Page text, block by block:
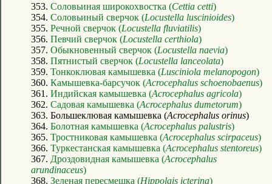
353. Соловьиная широкохвостка (Cettia cetti)
354. Соловьиный сверчок (Locustella luscinioides)
355. Речной сверчок (Locustella fluviatilis)
356. Певчий сверчок (Locustella certhiola)
357. Обыкновенный сверчок (Locustella naevia)
358. Пятнистый сверчок (Locustella lanceolata)
359. Тонкоклювая камышевка (Lusciniola melanopogon)
360. Камышевка-барсучок (Acrocephalus schoenobaenus)
361. Индийская камышевка (Acrocephalus agricola)
362. Садовая камышевка (Acrocephalus dumetorum)
363. Большеклювая камышевка (Acrocephalus orinus)
364. Болотная камышевка (Acrocephalus palustris)
365. Тростниковая камышевка (Acrocephalus scirpaceus)
366. Туркестанская камышевка (Acrocephalus stentoreus)
367. Дроздовидная камышевка (Acrocephalus
arundinaceus)
368. Зеленая пересмешка (Hippolais icterina)